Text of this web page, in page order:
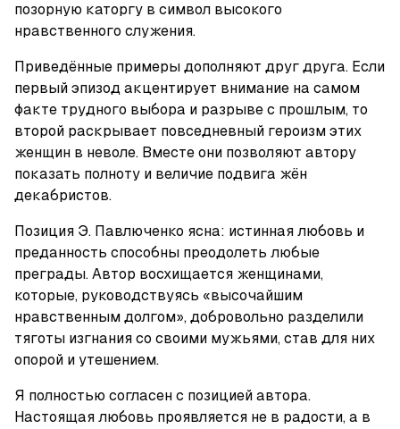
позорную каторгу в символ высокого
нравственного служения.
Приведённые примеры дополняют друг друга. Если
первый эпизод акцентирует внимание на самом
факте трудного выбора и разрыве с прошлым, то
второй раскрывает повседневный героизм этих
женщин в неволе. Вместе они позволяют автору
показать полноту и величие подвига жён
декабристов.
Позиция Э. Павлюченко ясна: истинная любовь и
преданность способны преодолеть любые
преграды. Автор восхищается женщинами,
которые, руководствуясь «высочайшим
нравственным долгом», добровольно разделили
тяготы изгнания со своими мужьями, став для них
опорой и утешением.
Я полностью согласен с позицией автора.
Настоящая любовь проявляется не в радости, а в